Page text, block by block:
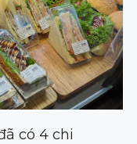
có 4 chi